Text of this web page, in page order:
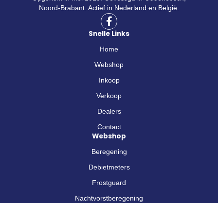
Noord-Brabant. Actief in Nederland en België.
F
a
c
e
o
k
-
Snelle Links
Home
Webshop
Inkoop
Verkoop
Dealers
Contact
Webshop
Beregening
Debietmeters
Frostguard
Nachtvorstberegening